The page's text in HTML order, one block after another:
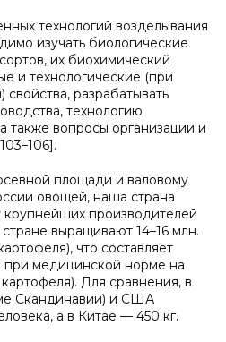
технологий возделывания
изучать биологические
их биохимический
и технологические (при
разрабатывать
технологию
также вопросы организации и
площади и валовому
овощей, наша страна
крупнейших производителей
выращивают 14–16 млн.
что составляет
при медицинской норме на
Для сравнения, в
Скандинавии) и США
а в Китае — 450 кг.